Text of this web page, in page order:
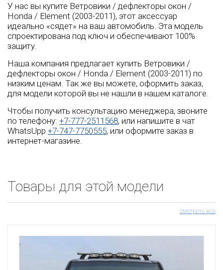
У нас вы купите Ветровики / дефлекторы окон /
Honda / Element (2003-2011), этот аксессуар
идеально «сядет» на ваш автомобиль. Эта модель
спроектирована под ключ и обеспечивают 100%
защиту.
Наша компания предлагает купить Ветровики /
дефлекторы окон / Honda / Element (2003-2011) по
низким ценам. Так же вы можете, оформить заказ,
для модели которой вы не нашли в нашем каталоге.
Чтобы получить консультацию менеджера, звоните
по телефону: +7-777-2511568, или напишите в чат
WhatsUpp +7-747-7750555, или оформите заказ в
интернет-магазине.
Товары для этой модели
смотреть все